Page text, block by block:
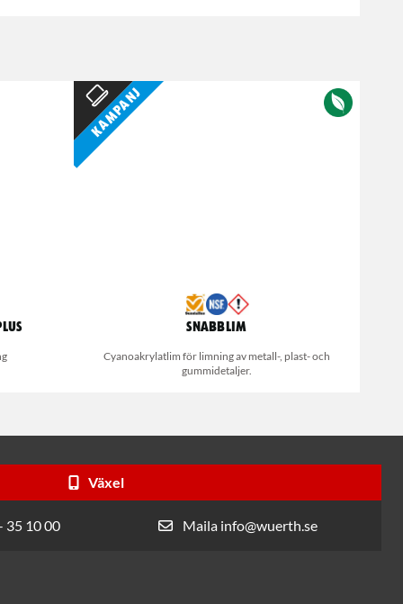
Kampanj
Snabblim
Cyanoakrylatlim för limning av metall-, plast- och
gummidetaljer.
Växel
35 10 00 Maila info@wuerth.se